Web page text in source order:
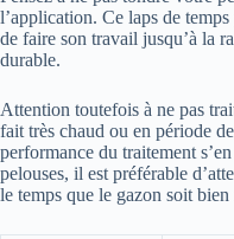
l’application. Ce laps de
de faire son travail jusqu’à la
durable.
Attention toutefois à ne pas
fait très chaud ou en période
performance du traitement
pelouses, il est préférable
le temps que le gazon soit